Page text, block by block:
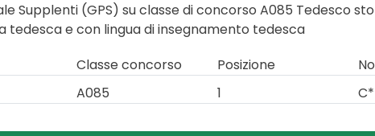
Supplenti (GPS) su classe di concorso A085 Tedesco
tedesca e con lingua di insegnamento tedesca
Classe concorso Posizione
A085 1